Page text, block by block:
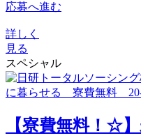
応募へ進む
詳しく
見る
スペシャル
【寮費無料！☆